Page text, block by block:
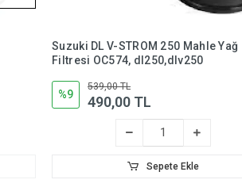
Suzuki DL V-STROM 250 Mahle Yağ
Filtresi OC574, dl250,dlv250
%9
539,00 TL
490,00 TL
Sepete Ekle